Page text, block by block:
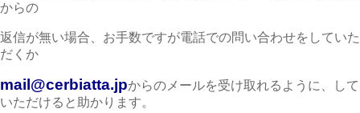
からの
返信が無い場合、お手数ですが電話での問い合わせをしていた
だくか
mail@cerbiatta.jpからのメールを受け取れるように、して
いただけると助かります。